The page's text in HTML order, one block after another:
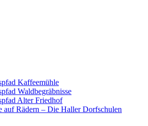
Kaffeemühle
Waldbegräbnisse
Alter Friedhof
auf Rädern – Die Haller Dorfschulen